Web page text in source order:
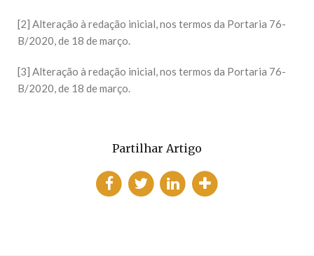
[2] Alteração à redação inicial, nos termos da Portaria 76-
B/2020, de 18 de março.
[3] Alteração à redação inicial, nos termos da Portaria 76-
B/2020, de 18 de março.
Partilhar Artigo